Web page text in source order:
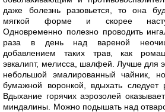
даже болезнь разовьется, то она
мягкой форме и скорее
Одновременно полезно проводить
раза в день над вареной
добавлением таких трав, как
эвкалипт, мелисса, шалфей. Лучше для
небольшой эмалированный чайник,
бумажной воронкой, вдыхать следует
Вдыхание горячих аэрозолей
миндалины. Можно подышать над